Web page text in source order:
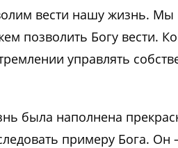
вести нашу жизнь.
позволить Богу вести.
управлять
была наполнена
примеру Бога.